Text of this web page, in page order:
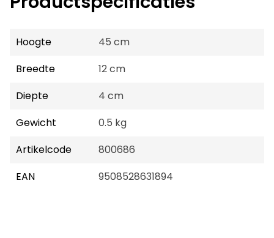
Hoogte
45 cm
Breedte
12 cm
Diepte
4 cm
Gewicht
0.5 kg
Artikelcode
800686
EAN
9508528631894